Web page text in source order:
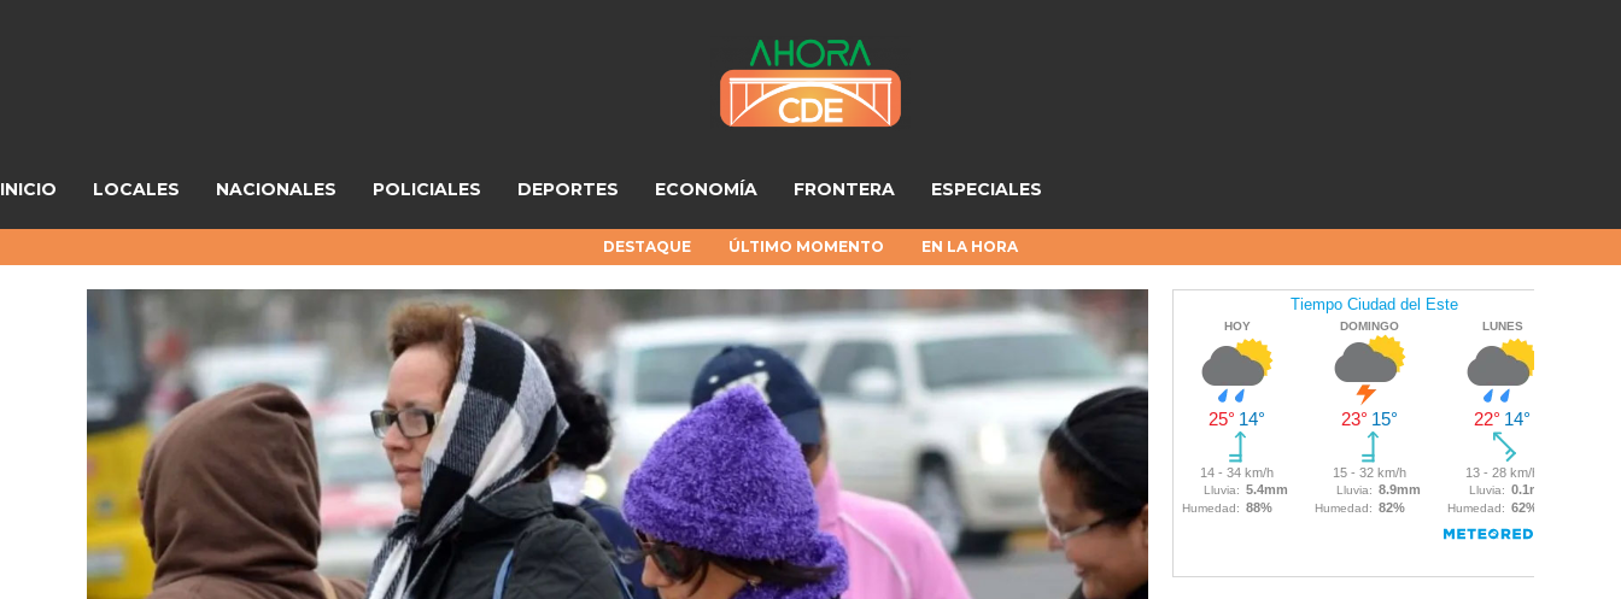
INICIO LOCALES NACIONALES POLICIALES DEPORTES ECONOMÍA FRONTERA ESPECIALES
DESTAQUE ÚLTIMO MOMENTO EN LA HORA